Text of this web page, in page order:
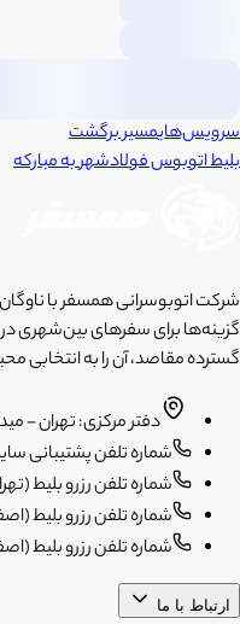
سرویس‌هایمسیر برگشت
بلیط اتوبوسفولادشهربهمبارکه
شرکت اتوبوسرانی همسفر با
گزینه‌ها برای سفرهای بین‌شهری
گسترده مقاصد، آن را به انتخابی
دفتر مرکزی: تهران -
شماره تلفن پشتیبانی سایت:
شماره تلفن رزرو بلیط (تهران):
شماره تلفن رزرو بلیط (اصفهان -
شماره تلفن رزرو بلیط (اصفهان -
ارتباط با ما